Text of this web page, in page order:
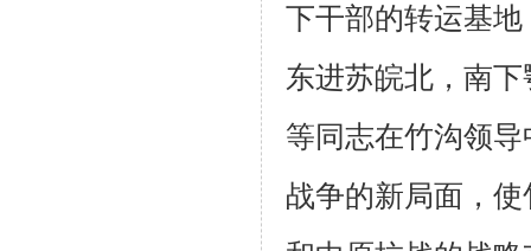
下干部的转运基
东进苏皖北，南
等同志在竹沟领
战争的新局面，